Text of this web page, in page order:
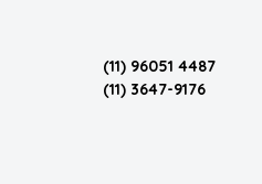
(11) 96051 4487
(11) 3647-9176